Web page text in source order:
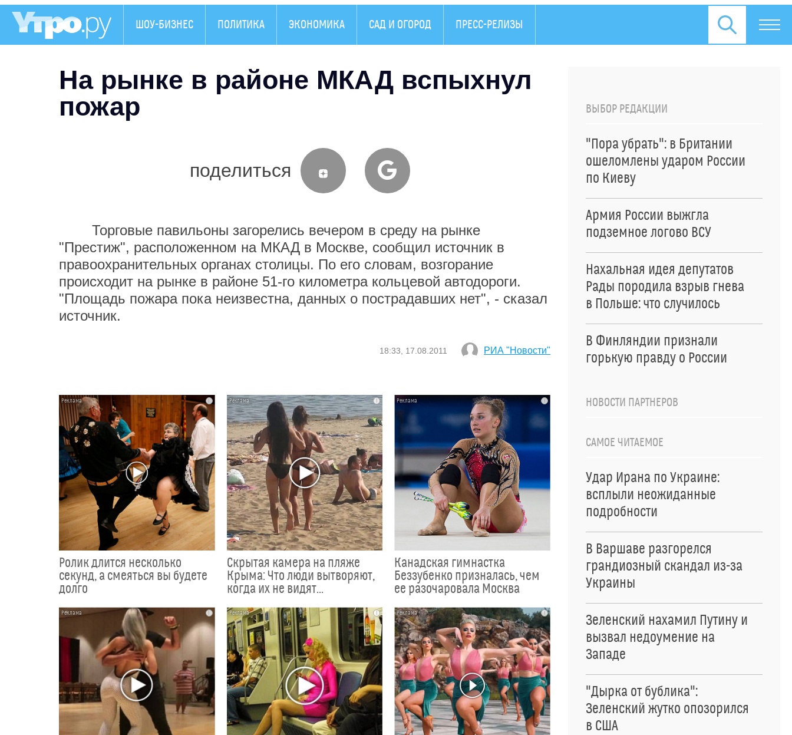
ШОУ-БИЗНЕС ПОЛИТИКА ЭКОНОМИКА САД И ОГОРОД ПРЕСС-РЕЛИЗЫ
На рынке в районе МКАД вспыхнул
пожар
поделиться
Торговые павильоны загорелись вечером в среду на рынке
"Престиж", расположенном на МКАД в Москве, сообщил источник в
правоохранительных органах столицы. По его словам, возгорание
происходит на рынке в районе 51-го километра кольцевой автодороги.
"Площадь пожара пока неизвестна, данных о пострадавших нет", - сказал
источник.
18:33, 17.08.2011 РИА "Новости"
i
Ролик длится несколько
секунд, а смеяться вы будете
долго
i
Скрытая камера на пляже
Крыма: Что люди вытворяют,
когда их не видят...
i
Канадская гимнастка
Беззубенко призналась, чем
ее разочаровала Москва
i i i
ВЫБОР РЕДАКЦИИ
"Пора убрать": в Британии
ошеломлены ударом России
по Киеву
Армия России выжгла
подземное логово ВСУ
Нахальная идея депутатов
Рады породила взрыв гнева
в Польше: что случилось
В Финляндии признали
горькую правду о России
НОВОСТИ ПАРТНЕРОВ
САМОЕ ЧИТАЕМОЕ
Удар Ирана по Украине:
всплыли неожиданные
подробности
В Варшаве разгорелся
грандиозный скандал из-за
Украины
Зеленский нахамил Путину и
вызвал недоумение на
Западе
"Дырка от бублика":
Зеленский жутко опозорился
в США